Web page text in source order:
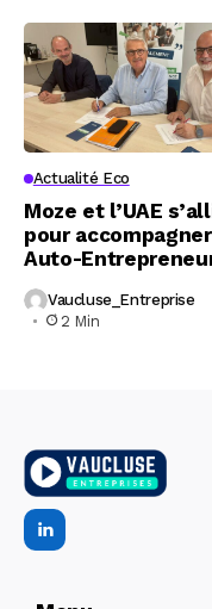
Actualité Eco
Moze et l’UAE
pour
Auto-
Vaucluse_Entreprise
2 Min